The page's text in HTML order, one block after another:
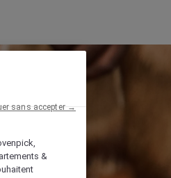
&
sans accepter →